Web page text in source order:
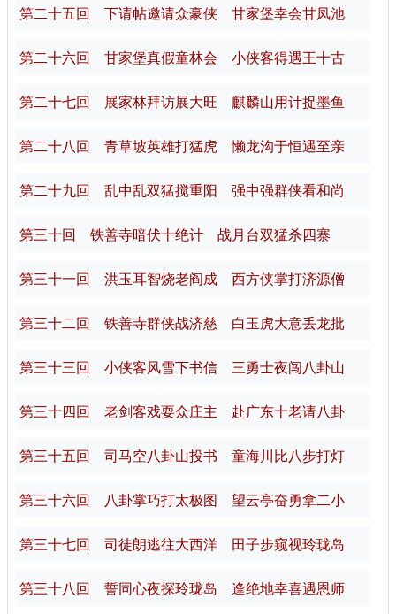
第二十五回 下请帖邀请众豪侠 甘家堡幸会甘凤池
第二十六回 甘家堡真假童林会 小侠客得遇王十古
第二十七回 展家林拜访展大旺 麒麟山用计捉墨鱼
第二十八回 青草坡英雄打猛虎 懒龙沟于恒遇至亲
第二十九回 乱中乱双猛搅重阳 强中强群侠看和尚
第三十回 铁善寺暗伏十绝计 战月台双猛杀四寨
第三十一回 洪玉耳智烧老阎成 西方侠掌打济源僧
第三十二回 铁善寺群侠战济慈 白玉虎大意丢龙批
第三十三回 小侠客风雪下书信 三勇士夜闯八卦山
第三十四回 老剑客戏耍众庄主 赴广东十老请八卦
第三十五回 司马空八卦山投书 童海川比八步打灯
第三十六回 八卦掌巧打太极图 望云亭奋勇拿二小
第三十七回 司徒朗逃往大西洋 田子步窥视玲珑岛
第三十八回 誓同心夜探玲珑岛 逢绝地幸喜遇恩师